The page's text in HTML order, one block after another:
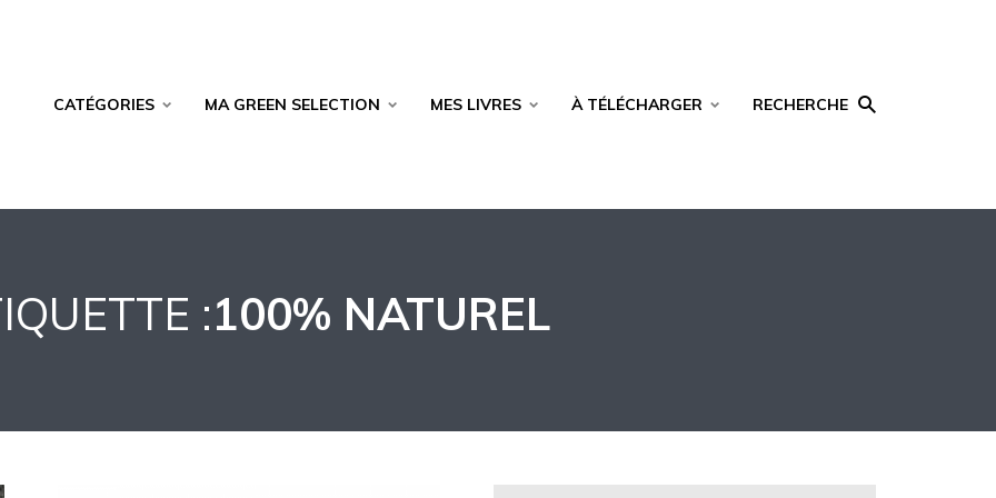
CATÉGORIES MA GREEN SELECTION MES LIVRES À TÉLÉCHARGER RECHERCHE
:100% NATUREL